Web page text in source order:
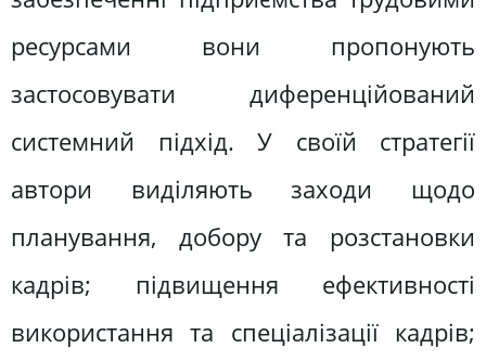
ресурсами вони пропонують
застосовувати диференційований
системний підхід. У своїй стратегії
автори виділяють заходи щодо
планування, добору та розстановки
кадрів; підвищення ефективності
використання та спеціалізації кадрів;